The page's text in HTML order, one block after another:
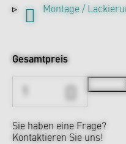
Montage /
Gesamtpreis
Sie haben eine Frage?
Kontaktieren Sie uns!